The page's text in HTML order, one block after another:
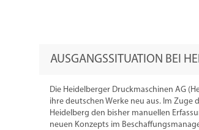
AUSGANGSSITUATION BEI
Die Heidelberger Druckmaschinen AG
ihre deutschen Werke neu aus. Im Zuge
Heidelberg den bisher manuellen
neuen Konzepts im